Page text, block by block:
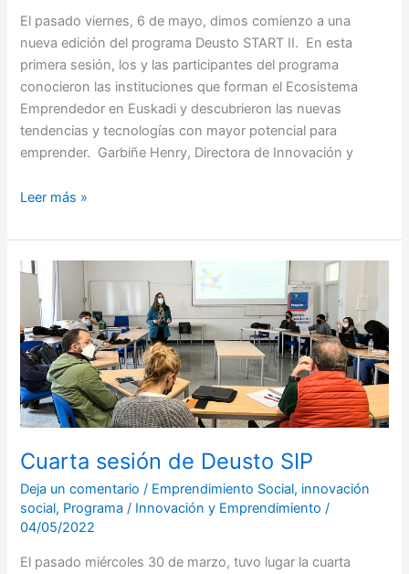
El pasado viernes, 6 de mayo, dimos comienzo a una
nueva edición del programa Deusto START II. En esta
primera sesión, los y las participantes del programa
conocieron las instituciones que forman el Ecosistema
Emprendedor en Euskadi y descubrieron las nuevas
tendencias y tecnologías con mayor potencial para
emprender. Garbiñe Henry, Directora de Innovación y
Leer más »
Cuarta sesión de Deusto SIP
Deja un comentario / Emprendimiento Social, innovación
social, Programa / Innovación y Emprendimiento/
04/05/2022
El pasado miércoles 30 de marzo, tuvo lugar la cuarta
Cuarta
sesión
Deusto
SIP